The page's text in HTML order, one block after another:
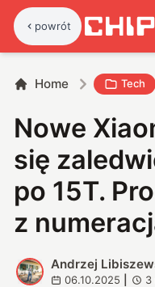
powrót
Home Tech
Nowe
się
po 15T.
z
A
Andrzej
06.10.2025 3